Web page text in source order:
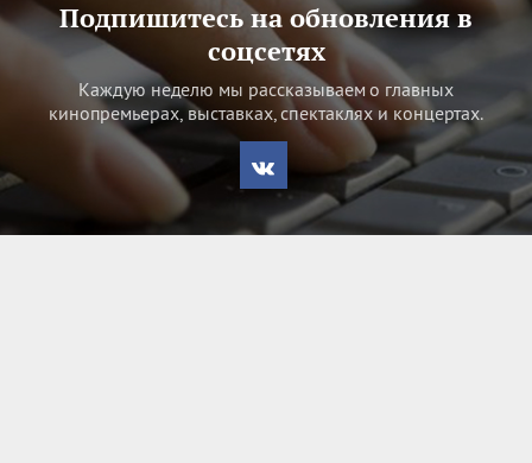
Подпишитесь на обновления в
соцсетях
Каждую неделю мы рассказываем о главных
кинопремьерах, выставках, спектаклях и концертах.